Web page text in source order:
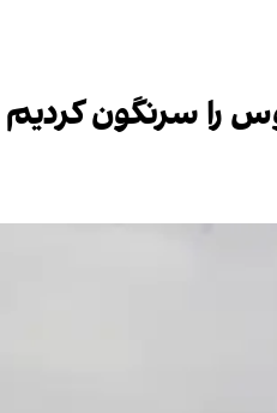
را سرنگون کردیم